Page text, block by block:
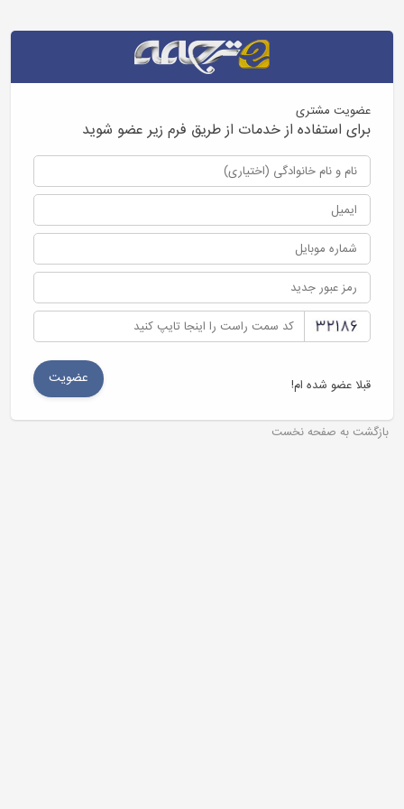
عضویت مشتری
برای استفاده از خدمات از طریق فرم زیر عضو شوید
قبلا عضو شده ام!
بازگشت به صفحه نخست